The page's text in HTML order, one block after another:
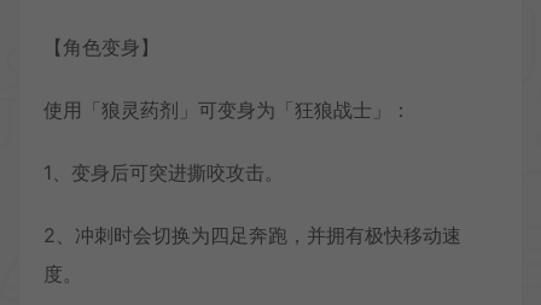
【角色变身】
使用「狼灵药剂」可变身为「狂狼战士」：
1、变身后可突进撕咬攻击。
2、冲刺时会切换为四足奔跑，并拥有极快移动速
度。